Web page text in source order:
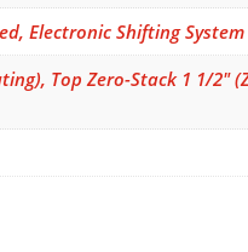
Electronic Shifting System
Top Zero-Stack 1 1/